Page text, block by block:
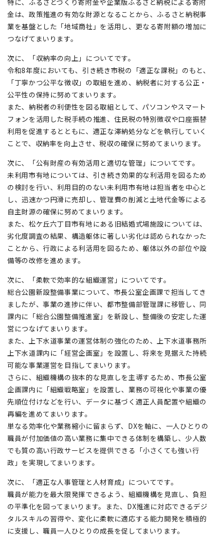
特に、ふるさとづくり寄附金や企業版ふるさと納税による寄附
金は、政策推進の有効な財源となることから、ふるさと納税事
業を基盤とした「地域商社」を活用し、更なる寄附額の増加に
つなげてまいります。
次に、「収納率の向上」についてです。
令和8年度においても、引き続き市税の「適正な課税」のもと、
「丁寧かつ公平な徴収」の取組を進め、納税者に対する公正・
公平性の保持に努めてまいります。
また、納税者の利便性を図る取組として、パソコンやスマート
フォンを活用した税手続の推進、住民税の特別徴収や口座振替
利用を促進するとともに、適正な滞納処分などを執行していく
ことで、収納率を向上させ、税収の確保に努めてまいります。
次に、「公有財産の有効活用と適切な管理」についてです。
未利用市有地については、引き続き効果的な利活用を図るため
の検討を行い、利用目的のない未利用市有地は担当者を中心と
し、迅速かつ円滑に売却し、管理費の削減と土地代金等による
自主財源の確保に努めてまいります。
また、松ケ丘六丁目市有地にある旧結婚式場施設については、
劣化度調査の結果、構造躯体に著しい劣化は認められなかった
ことから、行政による利活用を図るため、躯体以外の部位や設
備等の改修を進めます。
次に、「柔軟で効率的な組織運営」についてです。
総合公園新設整備事業について、市長公室企画課で担当してき
ましたが、事業の進捗に伴い、都市整備部管理課に移管し、同
課内に「総合公園整備推進室」を新設し、整備後の安定した運
営につなげてまいります。
また、上下水道事業の運営体制の強化のため、上下水道事務所
上下水道課内に「経営企画室」を設置し、将来を見据えた持続
可能な事業運営を目指してまいります。
さらに、組織機構の抜本的な見直しを主導するため、市長公室
企画課内に「組織戦略室」を設置し、業務の可視化や事業の優
先順位付けなどを行い、データに基づく適正人員配置や組織の
再編を進めてまいります。
単なる効率化や業務縮小に留まらず、DXを軸に、一人ひとりの
職員が付加価値の高い業務に集中できる体制を構築し、少人数
でも質の高い行政サービスを提供できる「小さくても強い行
政」を実現してまいります。
次に、「適正な人事管理と人材育成」についてです。
職員が能力を最大限発揮できるよう、組織機構を見直し、負担
の平準化を図ってまいります。また、DX推進に対応できるデジ
タルスキルの習得や、変化に柔軟に適応する能力開発を積極的
に支援し、職員一人ひとりの成長を促してまいります。